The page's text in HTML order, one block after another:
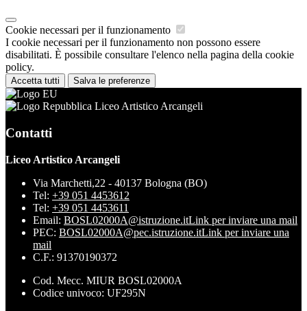
Cookie necessari per il funzionamento
I cookie necessari per il funzionamento non possono essere
disabilitati. È possibile consultare l'elenco nella pagina della cookie
policy.
Accetta tutti Salva le preferenze
Liceo Artistico Arcangeli
Contatti
Liceo Artistico Arcangeli
Via Marchetti,22 - 40137 Bologna (BO)
Tel: +39 051 4453612
Tel: +39 051 4453611
Email: BOSL02000A@istruzione.itLink per inviare una mail
PEC: BOSL02000A@pec.istruzione.itLink per inviare una
mail
C.F.: 91370190372
Cod. Mecc. MIUR BOSL02000A
Codice univoco: UF295N